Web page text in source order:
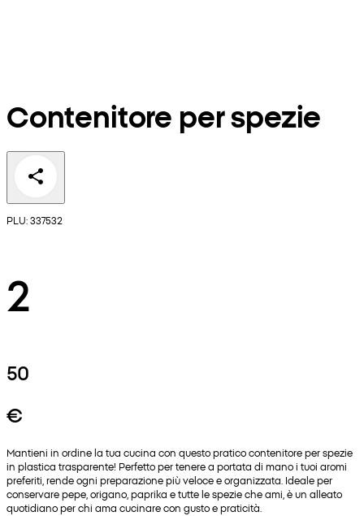
Contenitore per spezie
PLU: 337532
2
50
€
Mantieni in ordine la tua cucina con questo pratico contenitore per spezie
in plastica trasparente! Perfetto per tenere a portata di mano i tuoi aromi
preferiti, rende ogni preparazione più veloce e organizzata. Ideale per
conservare pepe, origano, paprika e tutte le spezie che ami, è un alleato
quotidiano per chi ama cucinare con gusto e praticità.